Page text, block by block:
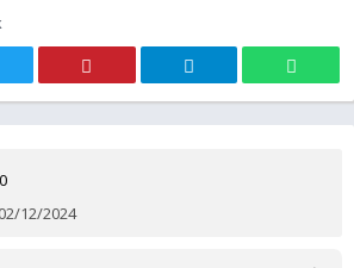
12/2024